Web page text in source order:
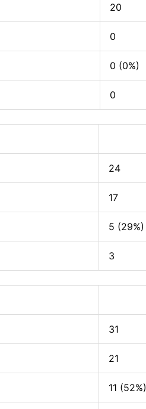
20
0
0 (0%)
0
24
17
5 (29%)
3
31
21
11 (52%)